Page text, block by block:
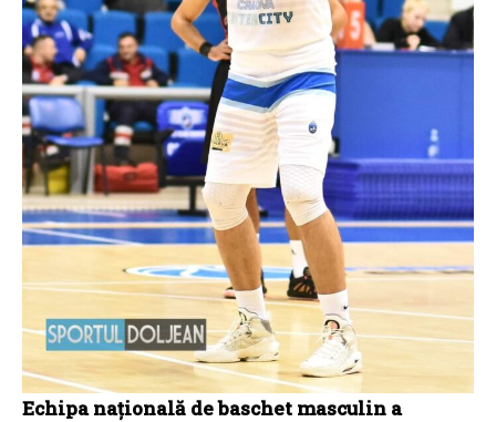
Echipa națională de baschet masculin a